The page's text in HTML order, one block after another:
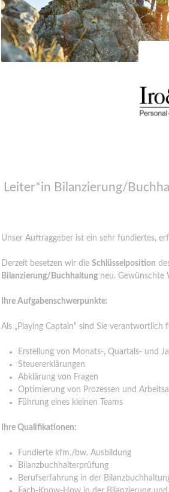
Leiter*in Bilanzierung/
Unser Auftraggeber ist ein sehr fundiertes,
Derzeit besetzen wir die Schlüsselposition
Bilanzierung/Buchhaltung neu. Gewünschte
Ihre Aufgabenschwerpunkte:
Als „Playing Captain“ sind Sie verantwortlich
Erstellung von Monats-, Quartals- und
Steuererklärungen
Abklärung von Fragen
Optimierung von Prozessen und
Führung eines kleinen Teams
Ihre Qualifikationen:
Fundierte kfm./bw. Ausbildung
Bilanzbuchhalterprüfung
Berufserfahrung in der